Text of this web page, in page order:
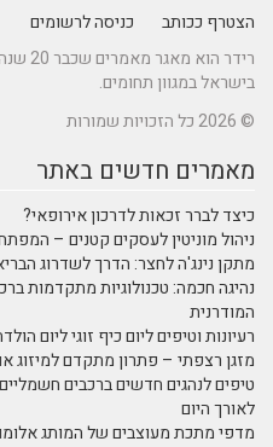
הצטרף ככותב
כניסה לרשומים
רידר
בישראל במגוון תחומים.
© 2026 כל הזכויות שמורות
מאמרים חדשים באתר
כיצד לברר זכאות לדרכון אירופאי?
ניהול מוניטין לעסקים קטנים –
מתקן נינג'ה לחצר: הדרך לשדרוג
המודרנית
רעיונות וטיפים ליום כיף זוגי ליום
מזגן רצפתי – פתרון מתקדם למיזוג
טיפים לנהגים חדשים ברכבים
לאורך היום
מדפי מתכת מעוצבים של המותג